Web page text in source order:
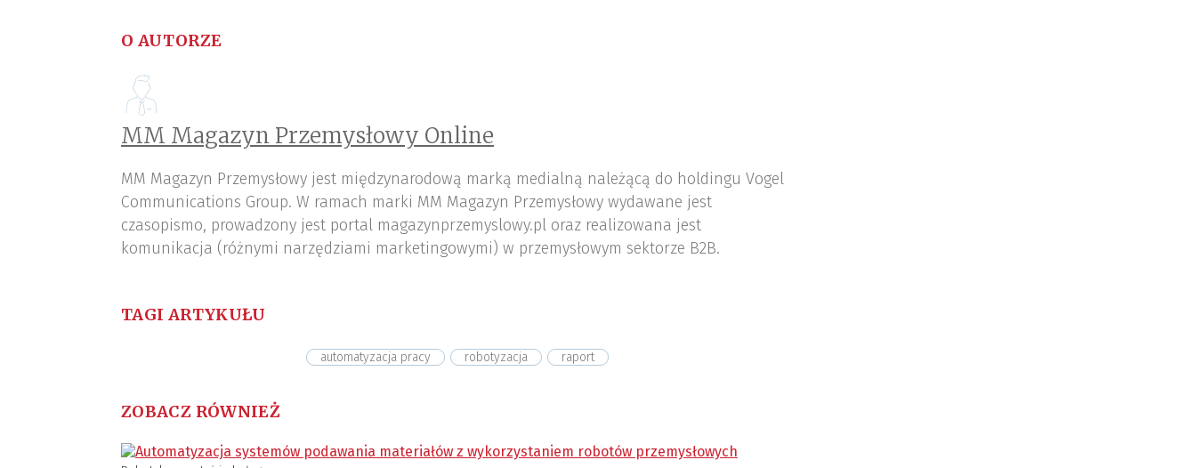
O AUTORZE
MM Magazyn Przemysłowy Online
MM Magazyn Przemysłowy jest międzynarodową marką medialną należącą do holdingu Vogel
Communications Group. W ramach marki MM Magazyn Przemysłowy wydawane jest
czasopismo, prowadzony jest portal magazynprzemyslowy.pl oraz realizowana jest
komunikacja (różnymi narzędziami marketingowymi) w przemysłowym sektorze B2B.
TAGI ARTYKUŁU
automatyzacja pracy robotyzacja raport
ZOBACZ RÓWNIEŻ